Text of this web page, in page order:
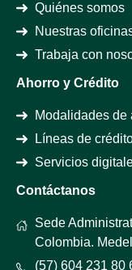
Quiénes somos
Nuestras
Trabaja con
Ahorro y Crédito
Modalidades de
Líneas de
Servicios
Contáctanos
Sede
Colombia.
(57) 604 231 80